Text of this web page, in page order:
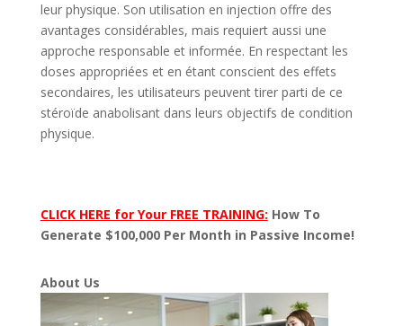
leur physique. Son utilisation en injection offre des
avantages considérables, mais requiert aussi une
approche responsable et informée. En respectant les
doses appropriées et en étant conscient des effets
secondaires, les utilisateurs peuvent tirer parti de ce
stéroïde anabolisant dans leurs objectifs de condition
physique.
CLICK HERE for Your FREE TRAINING: How To
Generate $100,000 Per Month in Passive Income!
About Us